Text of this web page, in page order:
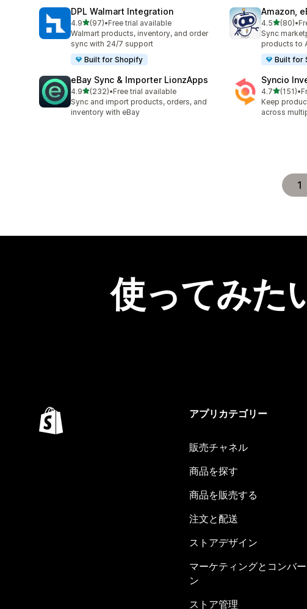
DPL Walmart Integration
4.95つ星中
(97)
合計レビュー数：97件
•Free trial available
Walmart products, inventory, and order
sync with 24/7 support
Built for Shopify
Amazon,
4.55つ星中
(80)
合計レビュ
•
Sync
products to
Built for
eBay Sync & Importer LionzApps
4.95つ星中
(232)
合計レビュー数：232件
•Free trial available
Sync and import products, orders, and
inventory with eBay
Syncio
4.75つ星中
(151)
合計レビュー
•
Keep
across
1
使ってみた
アプリカテゴリー
販売チャネル
商品を探す
商品を販売する
注文と配送
ストアデザイン
マーケティングとコンバ
ン
ストア管理